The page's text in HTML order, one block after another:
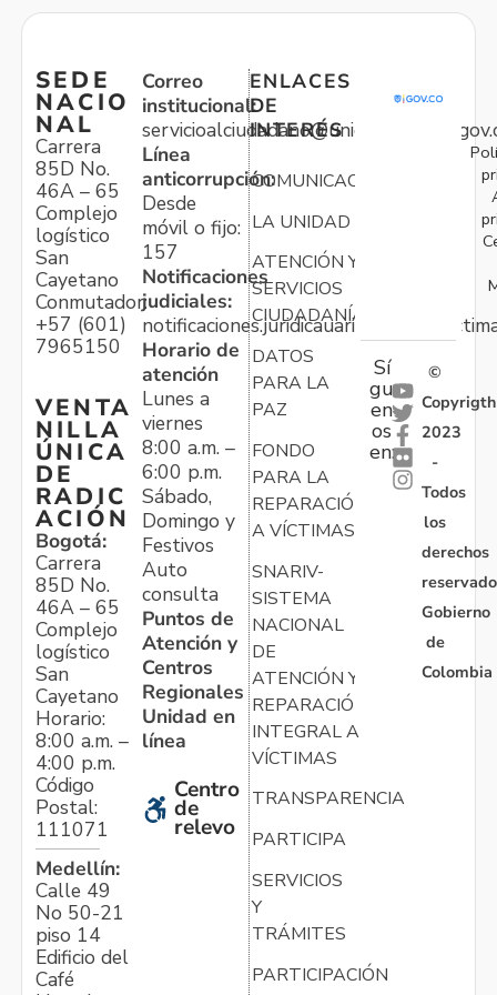
SEDE
NACIO
NAL
Carrera
85D No.
46A – 65
Complejo
logístico
San
Cayetano
Conmutador:
+57 (601)
7965150
VENTA
NILLA
ÚNICA
DE
RADIC
ACIÓN
Bogotá:
Carrera
85D No.
46A – 65
Complejo
logístico
San
Cayetano
Horario:
8:00 a.m. –
4:00 p.m.
Código
Postal:
111071
Medellín:
Calle 49
No 50-21
piso 14
Edificio del
Café
Correo
institucional:
Línea
anticorrupción:
Desde
móvil o fijo:
157
Notificaciones
judiciales:
Horario de
atención
Lunes a
viernes
8:00 a.m. –
6:00 p.m.
Sábado,
Domingo y
Festivos
Auto
consulta
Puntos de
Atención y
Centros
Regionales
Unidad en
línea
Centro
de
relevo
ENLACES
DE
INTERÉS
COMUNICACIONES
LA UNIDAD
ATENCIÓN Y
SERVICIOS
CIUDADANÍA
DATOS
PARA LA
PAZ
FONDO
PARA LA
REPARACIÓN
A VÍCTIMAS
SNARIV-
SISTEMA
NACIONAL
DE
ATENCIÓN Y
REPARACIÓN
INTEGRAL A
VÍCTIMAS
TRANSPARENCIA
PARTICIPA
SERVICIOS
Y
TRÁMITES
PARTICIPACIÓN
Sí
gu
en
os
en:
©
Copyrigth
2023
-
Todos
los
derechos
Gobierno
de
Colombia